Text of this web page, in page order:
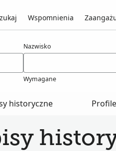
Wspomnienia
Nazwisko
Wymagane
historyczne